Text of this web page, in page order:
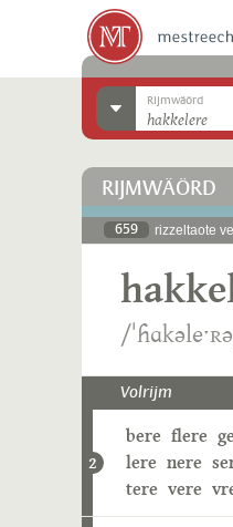
Rijmwäörd
RIJMWÄÖRD
659 rizzeltaote
/
Volrijm
2
bere flere
lere nere
tere vere